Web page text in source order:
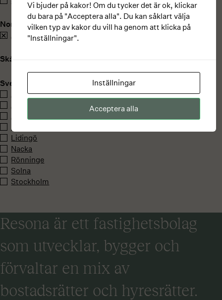
Norrland
Åre
Skåne
Svealand
Åkersberga
Lidingö
Nacka
Rönninge
Solna
Stockholm
Resona är ett fastighetsbolag
som utvecklar, bygger och
förvaltar en mix av
bostadsrätter och hyresrätter.
Vi bjuder på kakor! Om du tycker det är ok, klickar
du bara på "Acceptera alla". Du kan såklart välja
vilken typ av kakor du vill ha genom att klicka på
"Inställningar".
Inställningar
Acceptera alla